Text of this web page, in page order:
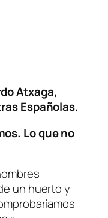
Atxaga,
Españolas.
Lo que no
un huerto y